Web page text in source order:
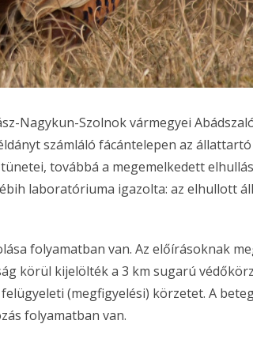
Nagykun-Szolnok vármegyei
számláló fácántelepen az
továbbá a megemelkedett
laboratóriuma igazolta: az elhullott
folyamatban van. Az előírásoknak
körül kijelölték a 3 km sugarú
(megfigyelési) körzetet. A
folyamatban van.